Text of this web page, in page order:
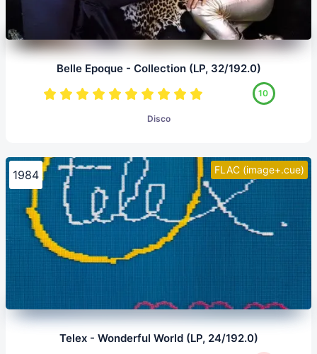
Belle Epoque - Collection (LP, 32/192.0)
10
Disco
FLAC (image+.cue)
1984
Telex - Wonderful World (LP, 24/192.0)